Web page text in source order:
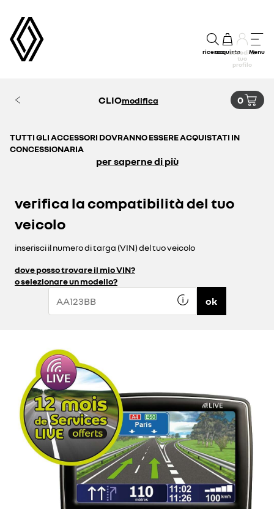
ricercaacquistoaccedi al
tuo
profilo
Menu
CLIOmodifica 0
TUTTI GLI ACCESSORI DOVRANNO ESSERE ACQUISTATI IN
CONCESSIONARIA
per saperne di più
verifica la compatibilità del tuo
veicolo
inserisci il numero di targa (VIN) del tuo veicolo
dove posso trovare il mio VIN?
o selezionare un modello?
ok